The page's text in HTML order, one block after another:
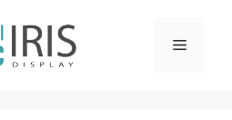
Menu